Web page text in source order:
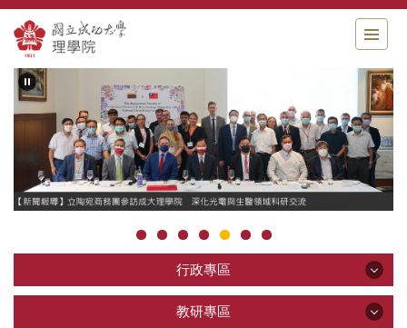
跳
到
主
要
內
行政專區
教研專區